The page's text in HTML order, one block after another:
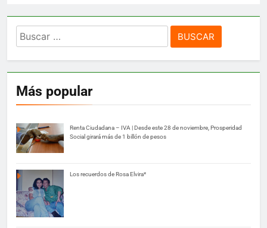
Buscar:
Más popular
Renta Ciudadana – IVA | Desde este 28 de noviembre, Prosperidad
Social girará más de 1 billón de pesos
Los recuerdos de Rosa Elvira*